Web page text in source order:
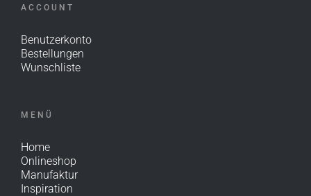
ACCOUNT
Benutzerkonto
Bestellungen
Wunschliste
MENÜ
Home
Onlineshop
Manufaktur
Inspiration